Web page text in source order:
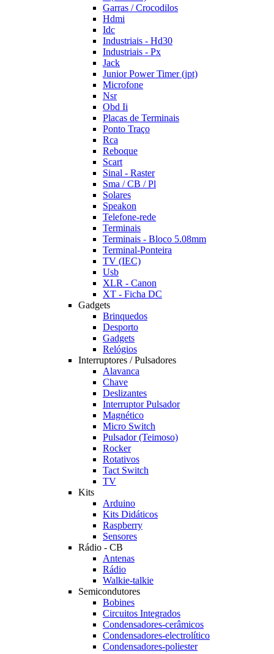
Garras / Crocodilos
Hdmi
Idc
Industriais - Hd30
Industriais - Px
Jack
Junior Power Timer (jpt)
Microfone
Nsr
Obd Ii
Placas de Terminais
Ponto Traço
Rca
Reboque
Scart
Sinal - Raster
Sma / CB / Pl
Solares
Speakon
Telefone-rede
Terminais
Terminais - Bloco 5.08mm
Terminal-Ponteira
TV (IEC)
Usb
XLR - Canon
XT - Ficha DC
Gadgets
Brinquedos
Desporto
Gadgets
Relógios
Interruptores / Pulsadores
Alavanca
Chave
Deslizantes
Interruptor Pulsador
Magnético
Micro Switch
Pulsador (Teimoso)
Rocker
Rotativos
Tact Switch
TV
Kits
Arduino
Kits Didáticos
Raspberry
Sensores
Rádio - CB
Antenas
Rádio
Walkie-talkie
Semicondutores
Bobines
Circuitos Integrados
Condensadores-cerâmicos
Condensadores-electrolítico
Condensadores-poliester